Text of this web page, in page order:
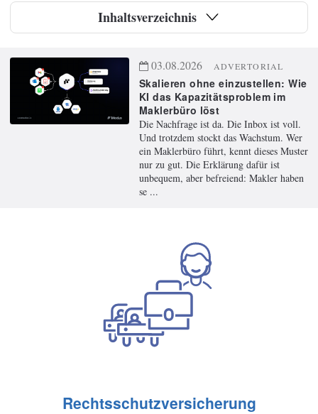
W
e
g
Inhaltsverzeichnis
03.08.2026 ADVERTORIAL
Skalieren ohne einzustellen: Wie
KI das Kapazitätsproblem im
Maklerbüro löst
Die Nachfrage ist da. Die Inbox ist voll.
Und trotzdem stockt das Wachstum. Wer
ein Maklerbüro führt, kennt dieses Muster
nur zu gut. Die Erklärung dafür ist
unbequem, aber befreiend: Makler haben
se ...
Rechtsschutzversicherung